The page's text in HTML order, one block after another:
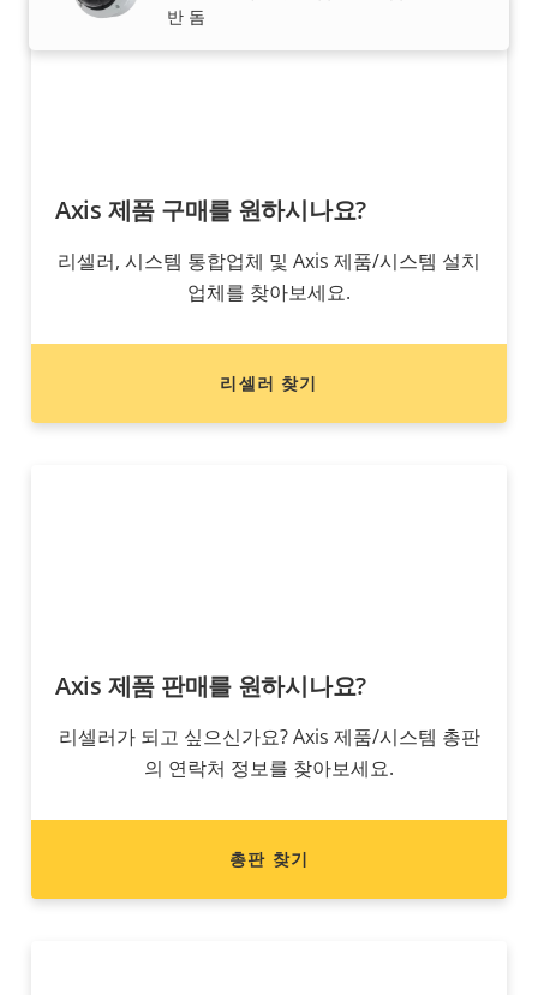
반 돔
Axis 제품 구매를 원하시나요?
리셀러, 시스템 통합업체 및 Axis 제품/시스템 설치
업체를 찾아보세요.
리셀러 찾기
Axis 제품 판매를 원하시나요?
리셀러가 되고 싶으신가요? Axis 제품/시스템 총판
의 연락처 정보를 찾아보세요.
총판 찾기